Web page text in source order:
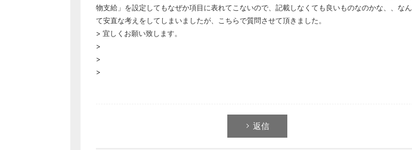
物支給」を設定してもなぜか項目に表れてこないので、記載しなくても良いものなのかな、、なん
て安直な考えをしてしまいましたが、こちらで質問させて頂きました。
> 宜しくお願い致します。
>
>
>
返信